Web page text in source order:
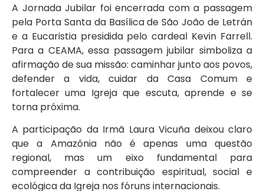
A Jornada Jubilar foi encerrada com a passagem
pela Porta Santa da Basílica de São João de Letrán
e a Eucaristia presidida pelo cardeal Kevin Farrell.
Para a CEAMA, essa passagem jubilar simboliza a
afirmação de sua missão: caminhar junto aos povos,
defender a vida, cuidar da Casa Comum e
fortalecer uma Igreja que escuta, aprende e se
torna próxima.
A participação da Irmã Laura Vicuña deixou claro
que a Amazônia não é apenas uma questão
regional, mas um eixo fundamental para
compreender a contribuição espiritual, social e
ecológica da Igreja nos fóruns internacionais.